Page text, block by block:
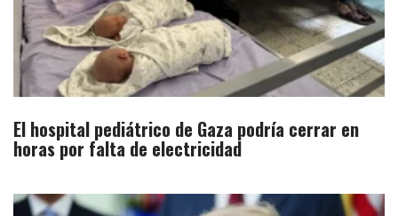
El hospital pediátrico de Gaza podría cerrar en
horas por falta de electricidad